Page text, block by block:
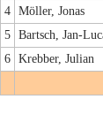
4 Möller, Jonas
5 Bartsch, Jan-
6 Krebber, Julian